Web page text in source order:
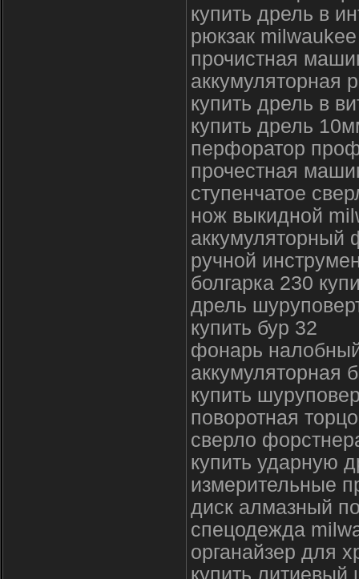
купить дрель в
рюкзак
прочистная
аккумуляторная
купить дрель в
купить дрель
перфоратор
прочестная
ступенчатое
нож выкидной
аккумуляторный
ручной
болгарка 230
дрель
купить бур 32
фонарь
аккумуляторная
купить
поворотная
сверло
купить ударную
измерительные
диск алмазный
спецодежда
органайзер для
купить литиевый